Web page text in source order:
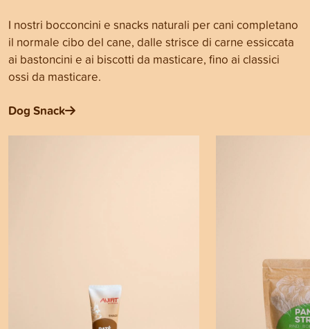
I nostri bocconcini e snacks naturali per cani completano
il normale cibo del cane, dalle strisce di carne essiccata
ai bastoncini e ai biscotti da masticare, fino ai classici
ossi da masticare.
Dog Snack